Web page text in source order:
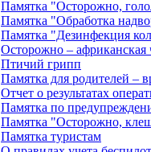
Памятка "Осторожно,
Памятка "Обработка
Памятка "Дезинфекция
Осторожно – африканская
Птичий грипп
Памятка для родителей –
Отчет о результатах
Памятка по
Памятка "Осторожно,
Памятка туристам